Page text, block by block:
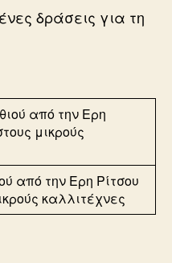
δράσεις για τη
από την Ερη Ρίτσου
καλλιτέχνες